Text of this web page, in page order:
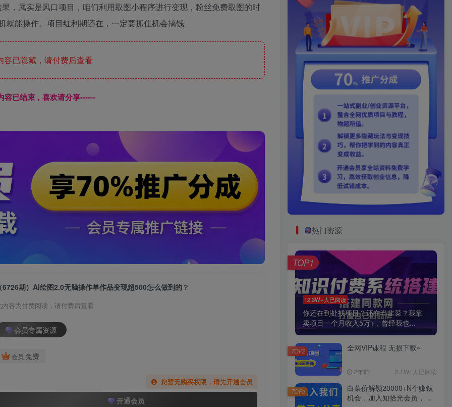
，属实是风口项目，咱们利用取图小程序进行变现，粉丝免费取图的时
就能操作。项目红利期还在，一定要抓住机会搞钱
已隐藏，请付费后查看
容已结束，喜欢请分享------
6726期）AI绘图2.0无脑操作单作品变现超500怎么做到的？
内容为付费阅读，请付费后查看
会员专属资源
会员 免费
您暂无购买权限，请先开通会员
开通会员
热门资源
12.3W+人已阅读
你还在到处找项目？还在当韭菜？我靠
卖项目一个月收入5万+，曾经我也...
TOP1
全网VIP课程 无损下载~
2年前 2.1W+人已阅读
TOP2
白菜价解锁20000+N个赚钱
机会，加入知拾光会员，全
TOP3